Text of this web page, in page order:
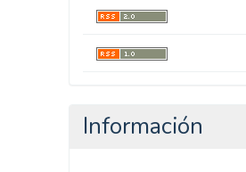
Información